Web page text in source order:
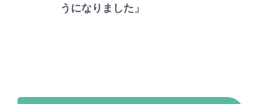
うになりました」